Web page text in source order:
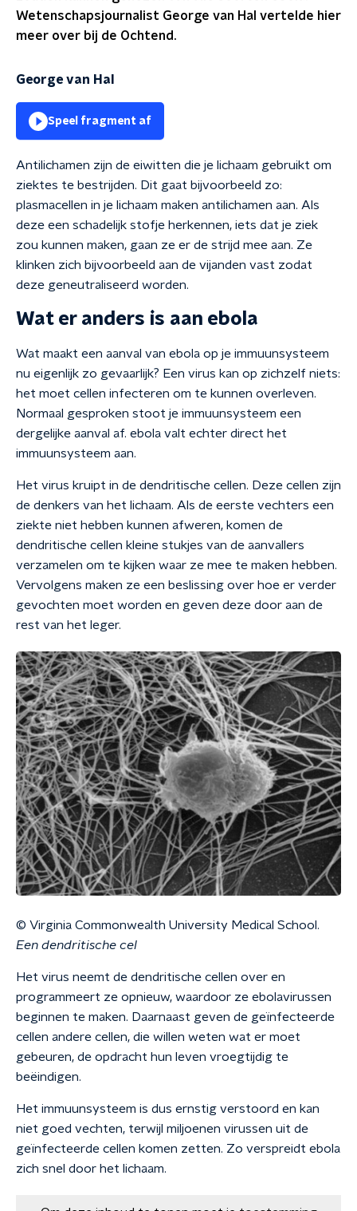
Wetenschapsjournalist George van Hal vertelde hier
meer over bij de Ochtend.
George van Hal
Speel fragment af
Antilichamen zijn de eiwitten die je lichaam gebruikt om
ziektes te bestrijden. Dit gaat bijvoorbeeld zo:
plasmacellen in je lichaam maken antilichamen aan. Als
deze een schadelijk stofje herkennen, iets dat je ziek
zou kunnen maken, gaan ze er de strijd mee aan. Ze
klinken zich bijvoorbeeld aan de vijanden vast zodat
deze geneutraliseerd worden.
Wat er anders is aan ebola
Wat maakt een aanval van ebola op je immuunsysteem
nu eigenlijk zo gevaarlijk? Een virus kan op zichzelf niets:
het moet cellen infecteren om te kunnen overleven.
Normaal gesproken stoot je immuunsysteem een
dergelijke aanval af. ebola valt echter direct het
immuunsysteem aan.
Het virus kruipt in de dendritische cellen. Deze cellen zijn
de denkers van het lichaam. Als de eerste vechters een
ziekte niet hebben kunnen afweren, komen de
dendritische cellen kleine stukjes van de aanvallers
verzamelen om te kijken waar ze mee te maken hebben.
Vervolgens maken ze een beslissing over hoe er verder
gevochten moet worden en geven deze door aan de
rest van het leger.
© Virginia Commonwealth University Medical School.
Een dendritische cel
Het virus neemt de dendritische cellen over en
programmeert ze opnieuw, waardoor ze ebolavirussen
beginnen te maken. Daarnaast geven de geïnfecteerde
cellen andere cellen, die willen weten wat er moet
gebeuren, de opdracht hun leven vroegtijdig te
beëindigen.
Het immuunsysteem is dus ernstig verstoord en kan
niet goed vechten, terwijl miljoenen virussen uit de
geïnfecteerde cellen komen zetten. Zo verspreidt ebola
zich snel door het lichaam.